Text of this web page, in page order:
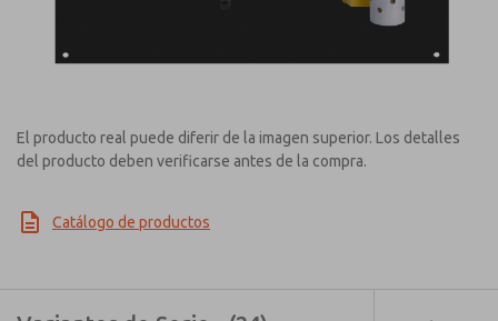
El producto real puede diferir de la imagen superior. Los detalles
del producto deben verificarse antes de la compra.
Catálogo de productos